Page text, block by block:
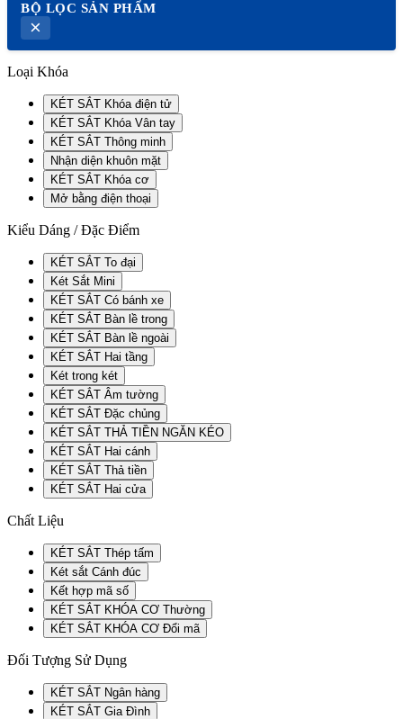
BỘ LỌC SẢN PHẨM
×
Loại Khóa
KÉT SẮT Khóa điện tử
KÉT SẮT Khóa Vân tay
KÉT SẮT Thông minh
Nhận diện khuôn mặt
KÉT SẮT Khóa cơ
Mở bằng điện thoại
Kiểu Dáng / Đặc Điểm
KÉT SẮT To đại
Két Sắt Mini
KÉT SẮT Có bánh xe
KÉT SẮT Bàn lề trong
KÉT SẮT Bàn lề ngoài
KÉT SẮT Hai tầng
Két trong két
KÉT SẮT Âm tường
KÉT SẮT Đặc chủng
KÉT SẮT THẢ TIỀN NGĂN KÉO
KÉT SẮT Hai cánh
KÉT SẮT Thả tiền
KÉT SẮT Hai cửa
Chất Liệu
KÉT SẮT Thép tấm
Két sắt Cánh đúc
Kết hợp mã số
KÉT SẮT KHÓA CƠ Thường
KÉT SẮT KHÓA CƠ Đổi mã
Đối Tượng Sử Dụng
KÉT SẮT Ngân hàng
KÉT SẮT Gia Đình